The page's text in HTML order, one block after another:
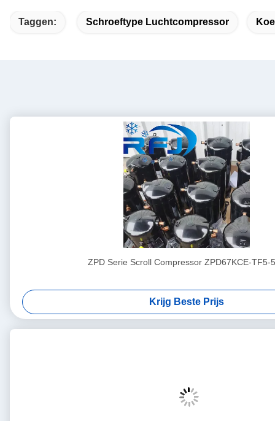
Taggen: Schroeftype Luchtcompressor
ZPD Serie Scroll Compressor ZPD67KCE-TF5-
Krijg Beste Prijs